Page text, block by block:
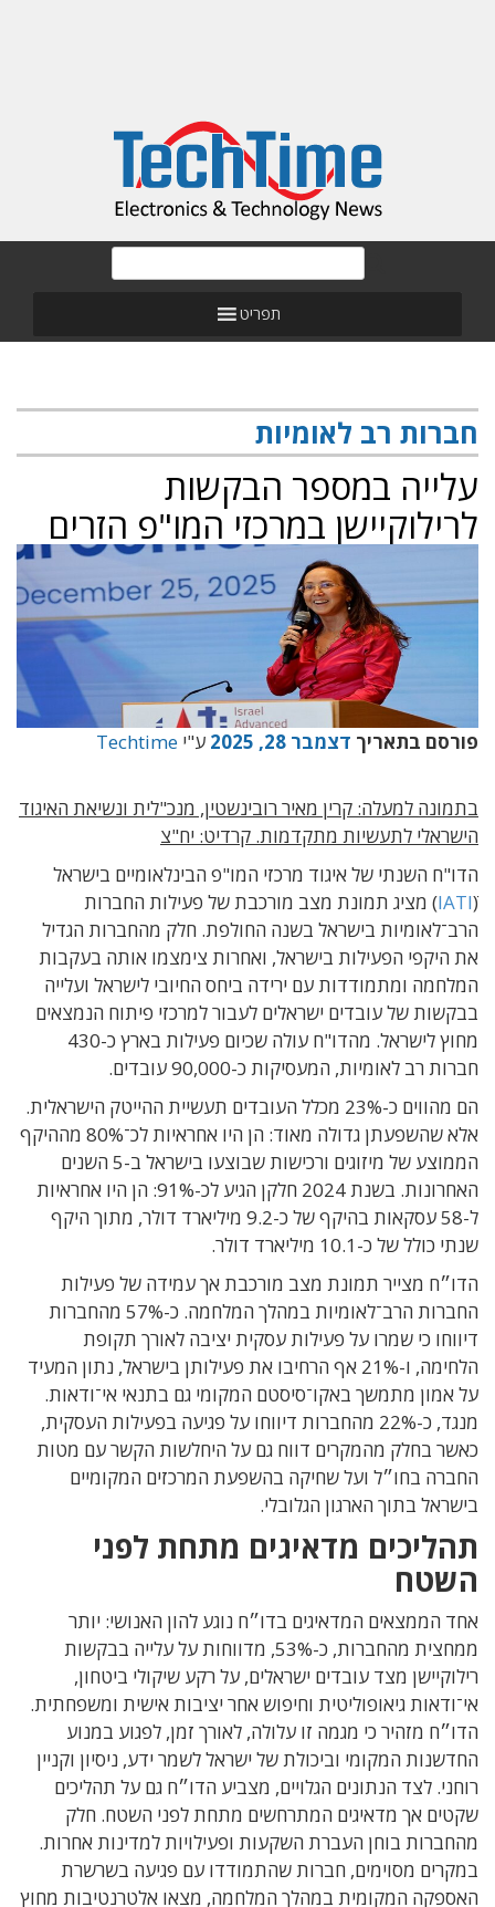
תפריט
חברות רב לאומיות
עלייה במספר הבקשות
לרילוקיישן במרכזי המו"פ הזרים
פורסם בתאריך דצמבר 28, 2025 ע"י Techtime
בתמונה למעלה: קרין מאיר רובינשטין, מנכ"לית ונשיאת האיגוד
הישראלי לתעשיות מתקדמות. קרדיט: יח"צ
הדו"ח השנתי של איגוד מרכזי המו"פ הבינלאומיים בישראל
ׁׁ(IATI) מציג תמונת מצב מורכבת של פעילות החברות
הרב־לאומיות בישראל בשנה החולפת. חלק מהחברות הגדיל
את היקפי הפעילות בישראל, ואחרות צימצמו אותה בעקבות
המלחמה ומתמודדות עם ירידה ביחס החיובי לישראל ועלייה
בבקשות של עובדים ישראלים לעבור למרכזי פיתוח הנמצאים
מחוץ לישראל.
מהדו"ח עולה שכיום פעילות בארץ כ-430
חברות רב לאומיות, המעסיקות כ-90,000 עובדים.
הם מהווים כ-23% מכלל העובדים תעשיית ההייטק הישראלית.
אלא שהשפעתן גדולה מאוד: הן היו אחראיות לכ־80% מההיקף
הממוצע של מיזוגים ורכישות שבוצעו בישראל ב-5 השנים
האחרונות
. בשנת 2024 חלקן הגיע לכ-91%: הן היו אחראיות
ל-58 עסקאות בהיקף של כ-9.2 מיליארד דולר, מתוך היקף
שנתי כולל של כ-10.1 מיליארד דולר.
הדו״ח מצייר תמונת מצב מורכבת אך עמידה של פעילות
החברות הרב־לאומיות במהלך המלחמה. כ-57% מהחברות
דיווחו כי שמרו על פעילות עסקית יציבה לאורך תקופת
הלחימה, ו-21% אף הרחיבו את פעילותן בישראל, נתון המעיד
על אמון מתמשך באקו־סיסטם המקומי גם בתנאי אי־ודאות.
מנגד, כ-22% מהחברות דיווחו על פגיעה בפעילות העסקית,
כאשר בחלק מהמקרים דווח גם על היחלשות הקשר עם מטות
החברה בחו״ל ועל שחיקה בהשפעת המרכזים המקומיים
בישראל בתוך הארגון הגלובלי.
תהליכים מדאיגים מתחת לפני
השטח
אחד הממצאים המדאיגים בדו״ח נוגע להון האנושי: יותר
ממחצית מהחברות, כ-53%, מדווחות על עלייה בבקשות
רילוקיישן מצד עובדים ישראלים, על רקע שיקולי ביטחון,
אי־ודאות גיאופוליטית וחיפוש אחר יציבות אישית ומשפחתית.
הדו״ח מזהיר כי מגמה זו עלולה, לאורך זמן, לפגוע במנוע
החדשנות המקומי וביכולת של ישראל לשמר ידע, ניסיון וקניין
רוחני. לצד הנתונים הגלויים, מצביע הדו״ח גם על תהליכים
שקטים אך מדאיגים המתרחשים מתחת לפני השטח. חלק
מהחברות בוחן העברת השקעות ופעילויות למדינות אחרות.
במקרים מסוימים, חברות שהתמודדו עם פגיעה בשרשרת
האספקה המקומית במהלך המלחמה, מצאו אלטרנטיבות מחוץ